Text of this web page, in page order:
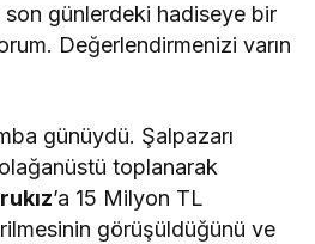
son günlerdeki hadiseye bir
Değerlendirmenizi varın
günüydü. Şalpazarı
toplanarak
’a 15 Milyon TL
görüşüldüğünü ve